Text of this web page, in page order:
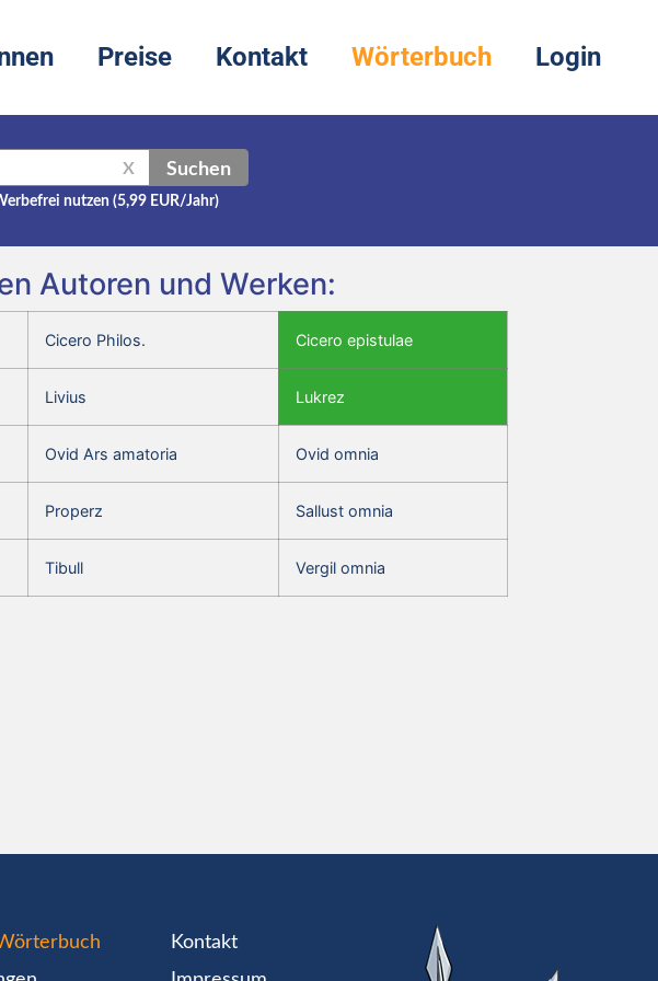
Preise Kontakt Wörterbuch Login
X Suchen
nutzen (5,99 EUR/Jahr)
Autoren und Werken:
Cicero Philos. Cicero epistulae
Livius Lukrez
Ovid Ars amatoria Ovid omnia
Properz Sallust omnia
Tibull Vergil omnia
Kontakt